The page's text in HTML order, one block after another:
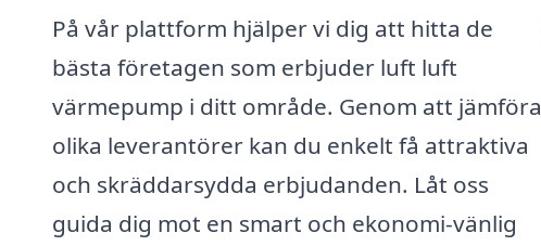
På vår plattform hjälper vi dig att hitta de
bästa företagen som erbjuder luft luft
värmepump i ditt område. Genom att jämföra
olika leverantörer kan du enkelt få attraktiva
och skräddarsydda erbjudanden. Låt oss
guida dig mot en smart och ekonomi-vänlig